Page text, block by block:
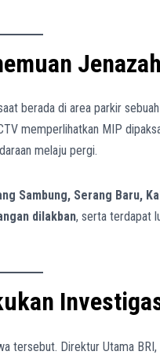
Jenazah
berada di area parkir
memperlihatkan MIP
melaju pergi.
Sambung, Serang Baru,
dilakban, serta terdapat
tersebut. Direktur Utama BRI,